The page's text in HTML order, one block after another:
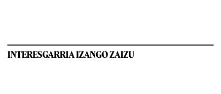
INTERESGARRIA IZANGO ZAIZU